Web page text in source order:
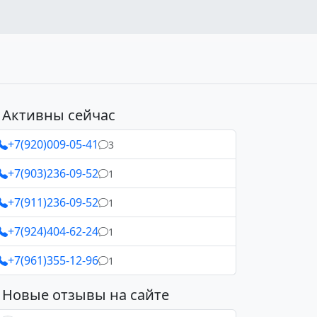
сейчас
+7(920)009-05-41 3
+7(903)236-09-52 1
+7(911)236-09-52 1
+7(924)404-62-24 1
+7(961)355-12-96 1
отзывы на сайте